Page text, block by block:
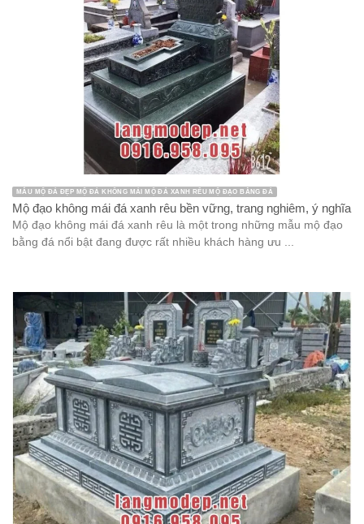
MẪU MỘ ĐÁ ĐẸP MỘ ĐÁ KHÔNG MÁI MỘ ĐÁ XANH RÊU MỘ ĐẠO BẰNG ĐÁ
Mộ đạo không mái đá xanh rêu bền vững, trang nghiêm, ý nghĩa
Mộ đạo không mái đá xanh rêu là một trong những mẫu mộ đạo
bằng đá nổi bật đang được rất nhiều khách hàng ưu ...